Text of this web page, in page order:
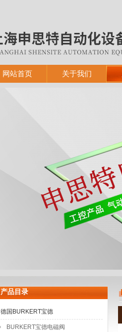
网站首页 关于我们
产品目录
德国BURKERT宝德
BURKERT宝德电磁阀